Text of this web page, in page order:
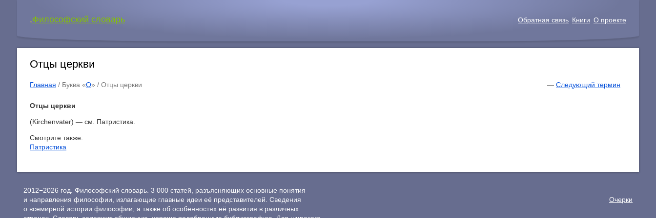
.Философский словарь Обратная связь Книги О проекте
Отцы церкви
Главная / Буква «О» / Отцы церкви —Следующий термин
Отцы церкви
(Kirchenvater) — см. Патристика.
Смотрите также:
Патристика
2012−2026 год. Философский словарь. 3 000 статей, разъясняющих основные понятия
и направления философии, излагающие главные идеи её представителей. Сведения
о всемирной истории философии, а также об особенностях её развития в различных
Очерки